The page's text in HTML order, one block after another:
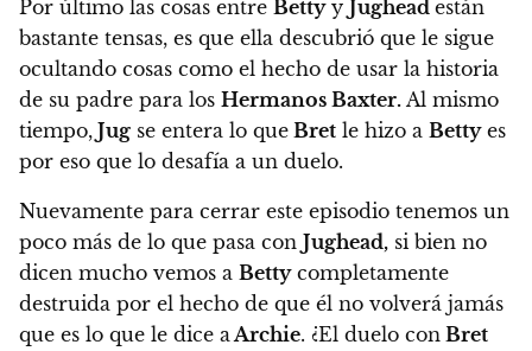
Por último las cosas entre Bettyy Jughead están
bastante tensas, es que ella descubrió que le sigue
ocultando cosas como el hecho de usar la historia
de su padre para los Hermanos Baxter. Al mismo
tiempo, Jug se entera lo que Bret le hizo a Bettyes
por eso que lo desafía a un duelo.
Nuevamente para cerrar este episodio tenemos un
poco más de lo que pasa con Jughead, si bien no
dicen mucho vemos a Bettycompletamente
destruida por el hecho de que él no volverá jamás
que es lo que le dice aArchie. ¿El duelo con Bret